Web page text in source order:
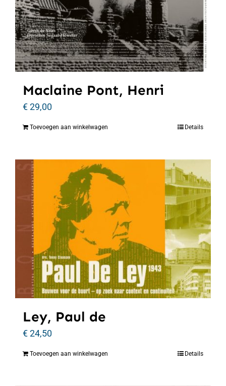
Maclaine Pont, Henri
€29,00
Toevoegen aan winkelwagen Details
Ley, Paul de
€24,50
Toevoegen aan winkelwagen Details